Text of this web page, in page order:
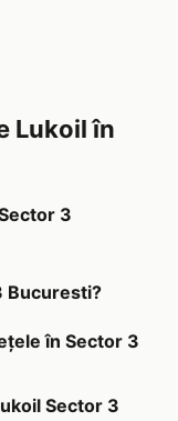
Lukoil în
3
Bucuresti?
în Sector 3
Sector 3